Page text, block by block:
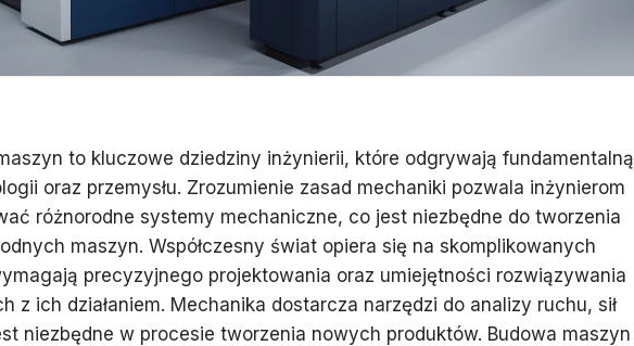
to kluczowe dziedziny inżynierii, które odgrywają fundamentalną
oraz przemysłu. Zrozumienie zasad mechaniki pozwala inżynierom
różnorodne systemy mechaniczne, co jest niezbędne do tworzenia
maszyn. Współczesny świat opiera się na skomplikowanych
precyzyjnego projektowania oraz umiejętności rozwiązywania
z ich działaniem. Mechanika dostarcza narzędzi do analizy ruchu, sił
niezbędne w procesie tworzenia nowych produktów. Budowa maszyn